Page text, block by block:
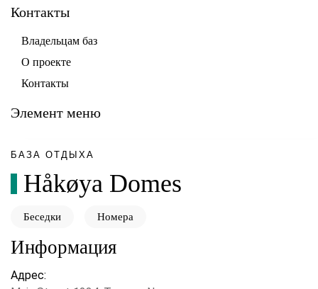
Контакты
Владельцам баз
О проекте
Контакты
Элемент меню
БАЗА ОТДЫХА
Håkøya Domes
Беседки Номера
Информация
Адрес: